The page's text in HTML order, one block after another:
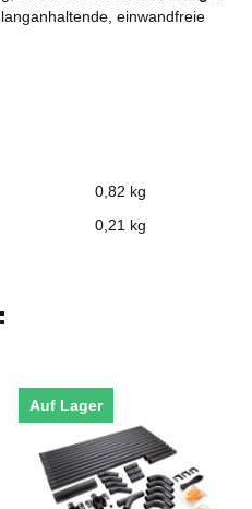
einwandfreie
0,82 kg
0,21 kg
Auf Lager